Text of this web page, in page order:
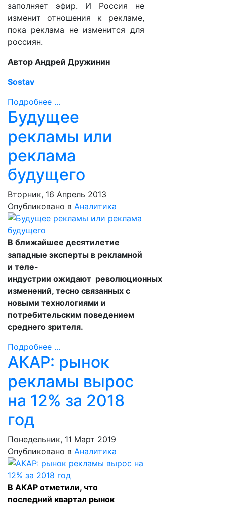
заполняет эфир. И Россия не
изменит отношения к рекламе,
пока реклама не изменится для
россиян.
Автор Андрей Дружинин
Sostav
Подробнее ...
Будущее
рекламы или
реклама
будущего
Вторник, 16 Апрель 2013
Опубликовано в Аналитика
В ближайшее десятилетие
западные эксперты в рекламной
и теле-
индустрии ожидают революционных
изменений, тесно связанных с
новыми технологиями и
потребительским поведением
среднего зрителя.
Подробнее ...
АКАР: рынок
рекламы вырос
на 12% за 2018
год
Понедельник, 11 Март 2019
Опубликовано в Аналитика
В АКАР отметили, что
последний квартал рынок